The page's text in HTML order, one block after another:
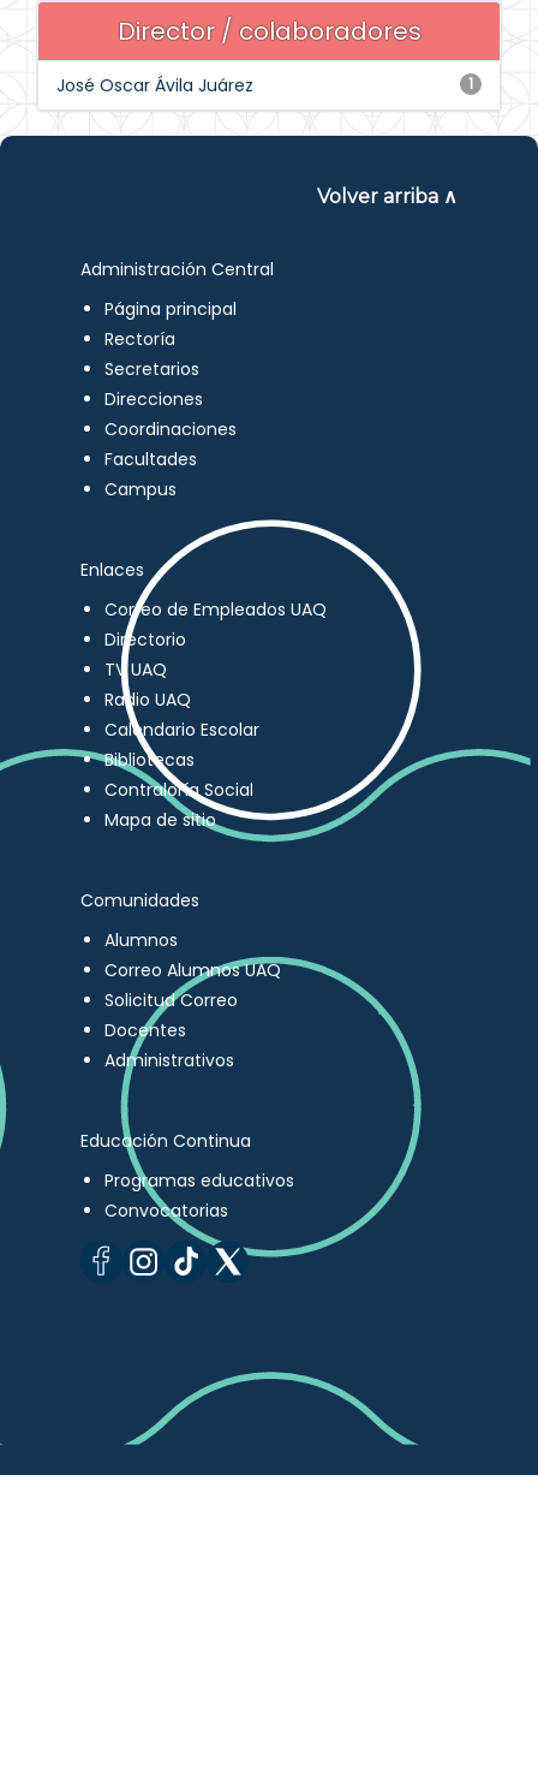
Director / colaboradores
1
José Oscar Ávila Juárez
Volver arriba ∧
Administración Central
Página principal
Rectoría
Secretarios
Direcciones
Coordinaciones
Facultades
Campus
Enlaces
Correo de Empleados UAQ
Directorio
TV UAQ
Radio UAQ
Calendario Escolar
Bibliotecas
Contraloría Social
Mapa de sitio
Comunidades
Alumnos
Correo Alumnos UAQ
Solicitud Correo
Docentes
Administrativos
Educación Continua
Programas educativos
Convocatorias